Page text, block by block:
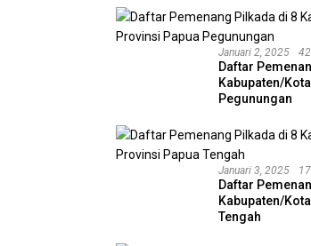
Januari 2, 2025
Daftar
Kabupaten/
Pegunungan
Januari 3, 2025
Daftar
Kabupaten/
Tengah